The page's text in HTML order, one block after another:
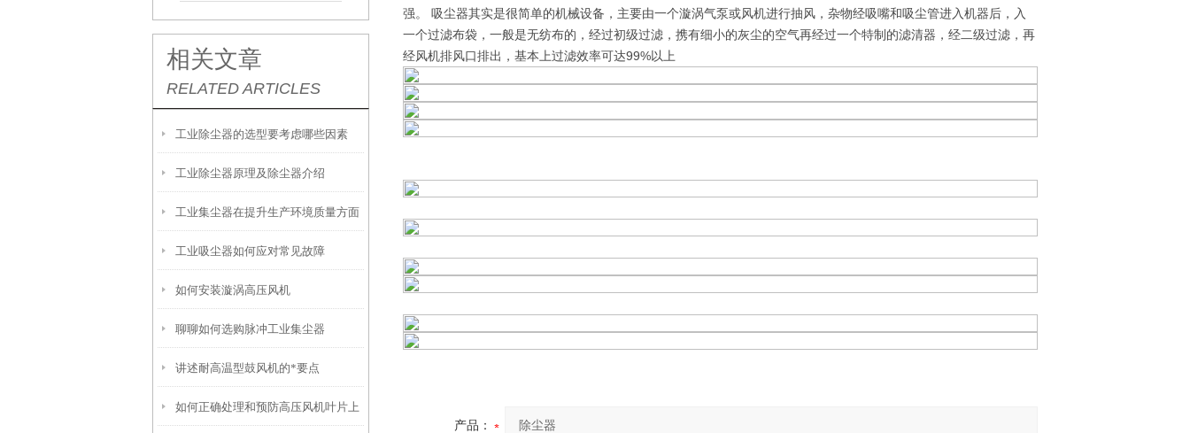
相关文章
RELATED ARTICLES
工业除尘器的选型要考虑哪些因素
工业除尘器原理及除尘器介绍
工业集尘器在提升生产环境质量方面
的作用有哪些？
工业吸尘器如何应对常见故障
如何安装漩涡高压风机
聊聊如何选购脉冲工业集尘器
讲述耐高温型鼓风机的*要点
如何正确处理和预防高压风机叶片上
强。 吸尘器其实是很简单的机械设备，主要由一个漩涡气泵或风机进行抽风，杂物经吸嘴和吸尘管进入机器后，入
一个过滤布袋，一般是无纺布的，经过初级过滤，携有细小的灰尘的空气再经过一个特制的滤清器，经二级过滤，再
经风机排风口排出，基本上过滤效率可达99%以上
产品：